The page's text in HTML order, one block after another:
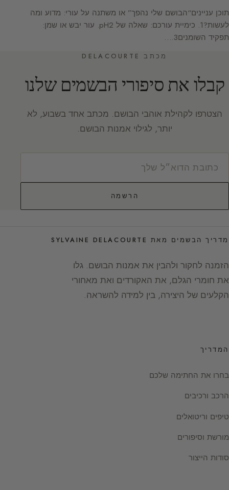
תוכן עניינים“הבושם שלי נהפך” או משתנה על עורי: מדוע ומה
לעשות?1. כימיית עורכם: שאלה של pH2. עור יבש או שמן:
תפקיד השומנים3.…
מכתב DELACOURTE
קבלו את סיפורי הבשמים שלנו
הצטרפו לקהילת אוהבי הבושם. מכתב אחד בשבוע, לא
יותר, לגילוי אמנות הבושם.
הרשמה
מדריך הבשמים מאת SYLVAINE DELACOURTE
הזמנה לחקור ולהבין את אמנות הבושם. גלו
את חומרי הגלם, את האקורדים ואת מאחורי
הקלעים של היצירה, בין למידה להשראה.
המדריך
בחרו את החתימה שלכם
הרכב ורכיבים
טיפים וריטואלים
מורשת וסיפורים
סודות הייצור